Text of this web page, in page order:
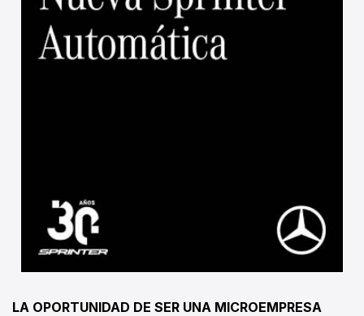
LA OPORTUNIDAD DE SER UNA MICROEMPRESA